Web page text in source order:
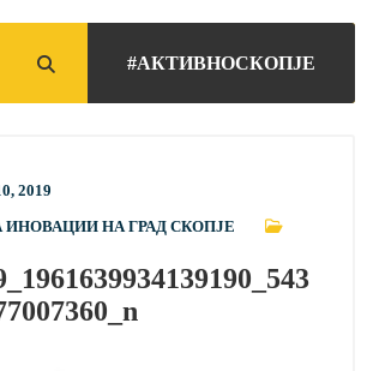
#АКТИВНОСКОПЈЕ
2019
ИНОВАЦИИ НА ГРАД СКОПЈЕ